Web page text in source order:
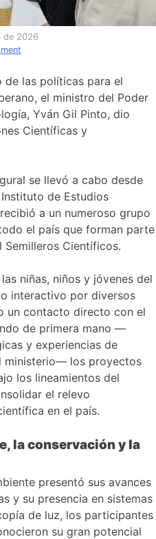
de 2026
de las políticas para el
el ministro del Poder
Yván Gil Pinto, dio
Científicas y
se llevó a cabo desde
de Estudios
a un numeroso grupo
el país que forman parte
Científicos.
niñas, niños y jóvenes del
interactivo por diversos
un contacto directo con el
de primera mano —
y experiencias de
ministerio— los proyectos
los lineamientos del
el relevo
en el país.
la conservación y la
presentó sus avances
y su presencia en sistemas
de luz, los participantes
su gran potencial